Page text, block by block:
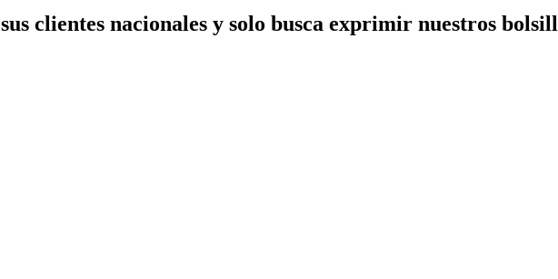
clientes nacionales y solo busca exprimir nuestros